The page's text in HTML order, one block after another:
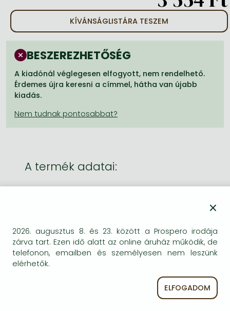
One-Punch Man manga
KÍVÁNSÁGLISTÁRA TESZEM
BESZEREZHETŐSÉG
A kiadónál véglegesen elfogyott, nem rendelhető.
Érdemes újra keresni a címmel, hátha van újabb
kiadás.
A termék adatai:
ISBN
9780007119325
Kötéstípus
Puhakötés
Terjedelem
416 oldal
Méret
×
2026. augusztus 8. és 23. között a Prospero irodája
zárva tart. Ezen idő alatt az online áruház működik, de
telefonon, emailben és személyesen nem leszünk
elérhetők.
ELFOGADOM